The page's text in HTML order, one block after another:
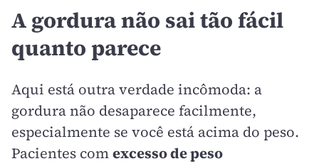
A gordura não sai tão fácil
quanto parece
Aqui está outra verdade incômoda: a
gordura não desaparece facilmente,
especialmente se você está acima do peso.
Pacientes comexcesso de peso